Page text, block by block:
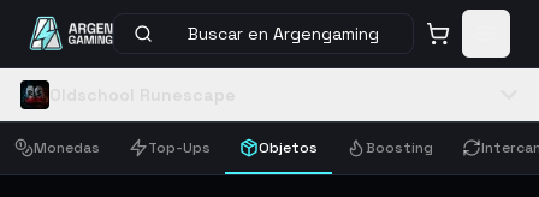
Buscar en Argengaming
Monedas Top-Ups Objetos Boosting